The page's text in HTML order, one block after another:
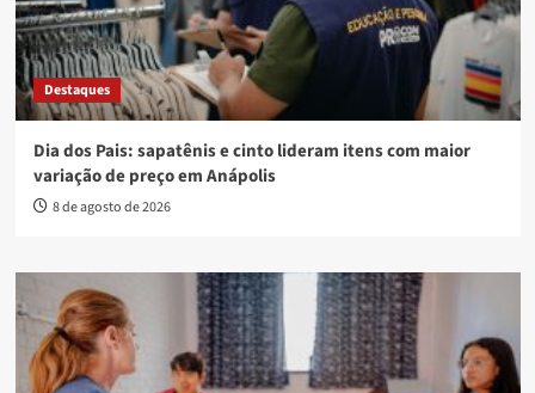
Destaques
Dia dos Pais: sapatênis e cinto lideram itens com maior
variação de preço em Anápolis
8 de agosto de 2026